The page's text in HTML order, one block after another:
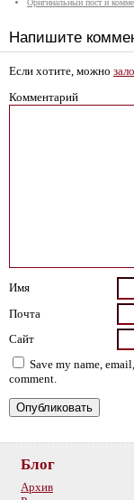
Оригинальный пост и
Напишите
Если хотите, можно
Комментарий
Имя
Почта
Сайт
Save my name,
comment.
Блог
Архив